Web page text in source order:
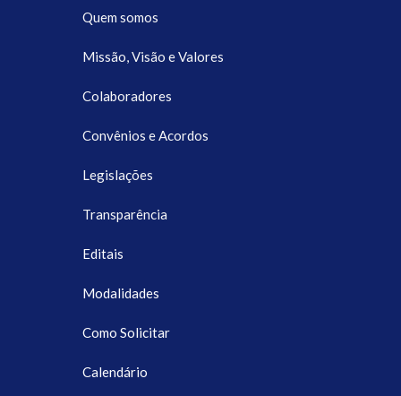
Quem somos
Missão, Visão e Valores
Colaboradores
Convênios e Acordos
Legislações
Transparência
Editais
Modalidades
Como Solicitar
Calendário